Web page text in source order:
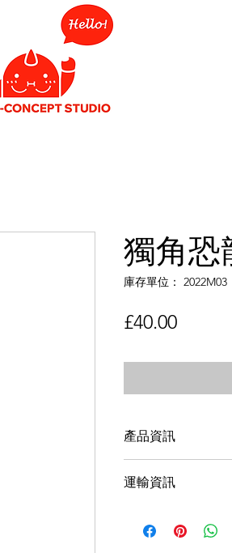
獨角恐
庫存單位： 2022M03
£40.00價
產品資訊
運輸資訊